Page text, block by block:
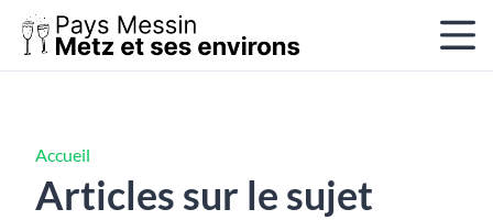
Accueil
Articles sur le sujet